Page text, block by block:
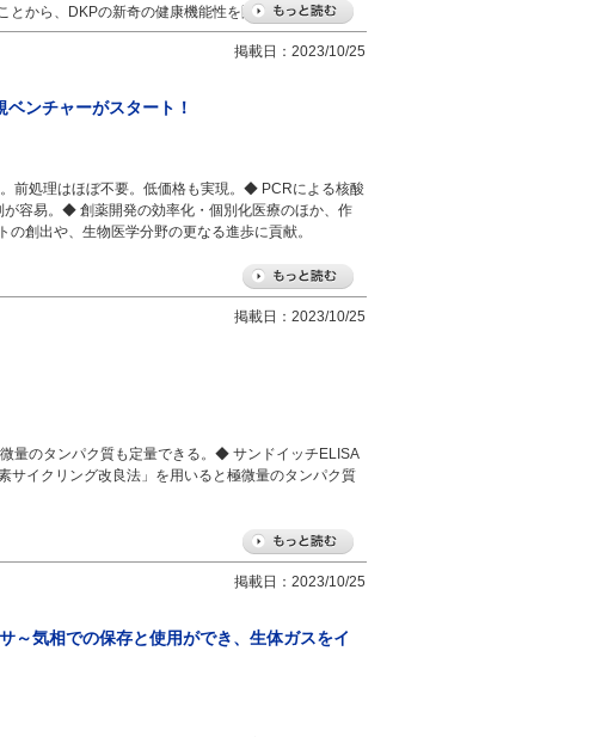
とから、DKPの新奇の健康機能性を開拓できる。
掲載日：2023/10/25
ンチャーがスタート！
前処理はほぼ不要。低価格も実現。◆ PCRによる核酸
容易。◆ 創薬開発の効率化・個別化医療のほか、作
創出や、生物医学分野の更なる進歩に貢献。
掲載日：2023/10/25
量のタンパク質も定量できる。◆ サンドイッチELISA
サイクリング改良法」を用いると極微量のタンパク質
掲載日：2023/10/25
～気相での保存と使用ができ、生体ガスをイ